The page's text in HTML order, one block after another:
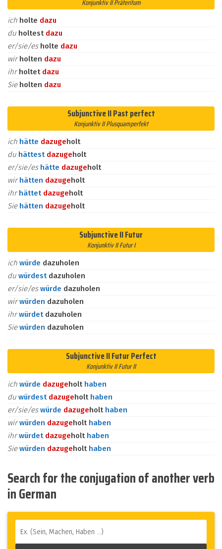
Konjunktiv II Präteritum
ich holte dazu
du holtest dazu
er/sie/es holte dazu
wirholten dazu
ihrholtet dazu
Sie holten dazu
Subjunctive II Past perfect
Konjunktiv II Plusquamperfekt
ich hätte dazugeholt
du hättest dazugeholt
er/sie/es hätte dazugeholt
wirhätten dazugeholt
ihrhättet dazugeholt
Sie hätten dazugeholt
Subjunctive II Futur
Konjunktiv II Futur I
ich würde dazuholen
du würdest dazuholen
er/sie/eswürde dazuholen
wirwürden dazuholen
ihrwürdet dazuholen
Siewürden dazuholen
Subjunctive II Futur Perfect
Konjunktiv II Futur II
ich würde dazugeholt haben
du würdest dazugeholt haben
er/sie/eswürde dazugeholt haben
wirwürden dazugeholt haben
ihrwürdet dazugeholt haben
Siewürden dazugeholt haben
Search for the conjugation of another verb
in German